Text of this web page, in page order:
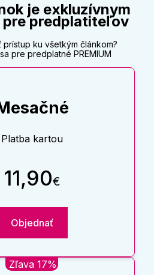
je exkluzívnym
pre predplatiteľov
ku všetkým článkom?
pre predplatné PREMIUM
Platba kartou
11,90€
Objednať
Zľava 17%